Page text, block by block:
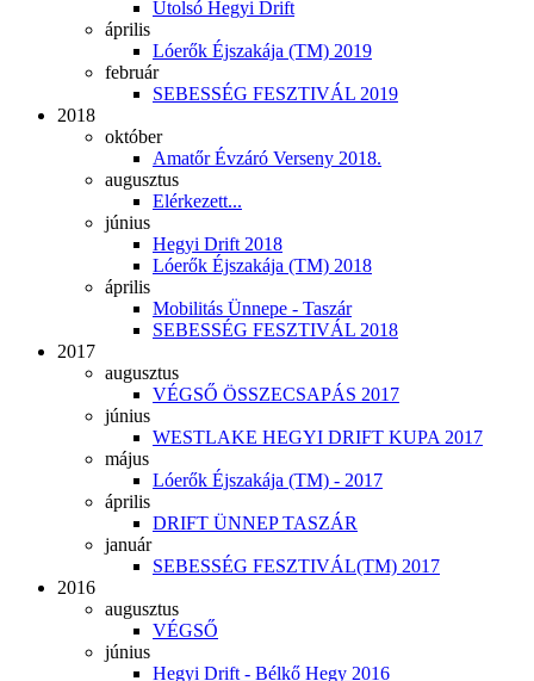
Utolsó Hegyi Drift
április
Lóerők Éjszakája (TM) 2019
február
SEBESSÉG FESZTIVÁL 2019
2018
október
Amatőr Évzáró Verseny 2018.
augusztus
Elérkezett...
június
Hegyi Drift 2018
Lóerők Éjszakája (TM) 2018
április
Mobilitás Ünnepe - Taszár
SEBESSÉG FESZTIVÁL 2018
2017
augusztus
VÉGSŐ ÖSSZECSAPÁS 2017
június
WESTLAKE HEGYI DRIFT KUPA 2017
május
Lóerők Éjszakája (TM) - 2017
április
DRIFT ÜNNEP TASZÁR
január
SEBESSÉG FESZTIVÁL(TM) 2017
2016
augusztus
VÉGSŐ
június
Hegyi Drift - Bélkő Hegy 2016